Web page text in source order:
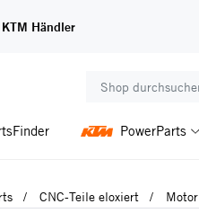
Händler
PowerParts
CNC-Teile eloxiert Motor